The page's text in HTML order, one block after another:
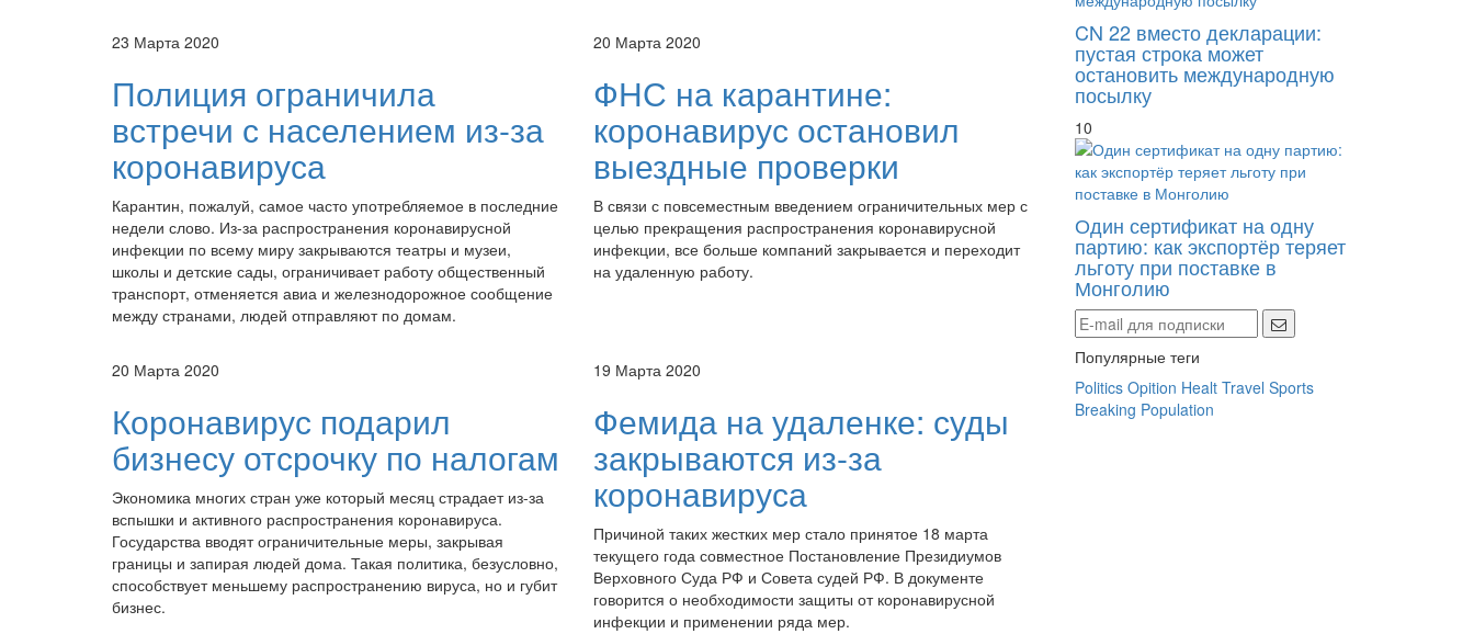
23 Марта 2020
Полиция ограничила
встречи с населением из-за
коронавируса
Карантин, пожалуй, самое часто употребляемое в последние
недели слово. Из-за распространения коронавирусной
инфекции по всему миру закрываются театры и музеи,
школы и детские сады, ограничивает работу общественный
транспорт, отменяется авиа и железнодорожное сообщение
между странами, людей отправляют по домам.
20 Марта 2020
ФНС на карантине:
коронавирус остановил
выездные проверки
В связи с повсеместным введением ограничительных мер с
целью прекращения распространения коронавирусной
инфекции, все больше компаний закрывается и переходит
на удаленную работу.
20 Марта 2020
Коронавирус подарил
бизнесу отсрочку по налогам
Экономика многих стран уже который месяц страдает из-за
вспышки и активного распространения коронавируса.
Государства вводят ограничительные меры, закрывая
границы и запирая людей дома. Такая политика, безусловно,
способствует меньшему распространению вируса, но и губит
бизнес.
19 Марта 2020
Фемида на удаленке: суды
закрываются из-за
коронавируса
Причиной таких жестких мер стало принятое 18 марта
текущего года совместное Постановление Президиумов
Верховного Суда РФ и Совета судей РФ. В документе
говорится о необходимости защиты от коронавирусной
инфекции и применении ряда мер.
CN 22 вместо декларации:
пустая строка может
остановить международную
посылку
10
Один сертификат на одну
партию: как экспортёр теряет
льготу при поставке в
Монголию
Популярные теги
Politics Opition Healt Travel Sports
Breaking Population